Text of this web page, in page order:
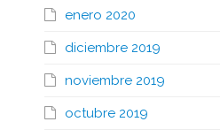
enero 2020
diciembre 2019
noviembre 2019
octubre 2019